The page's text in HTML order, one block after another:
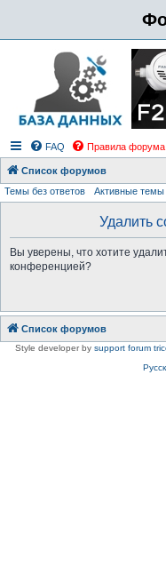
FAQ Правила форума
Список форумов
Темы без ответов Активные темы
Удалить
Вы уверены, что хотите
конференцией?
Список форумов
Style developer by support forum